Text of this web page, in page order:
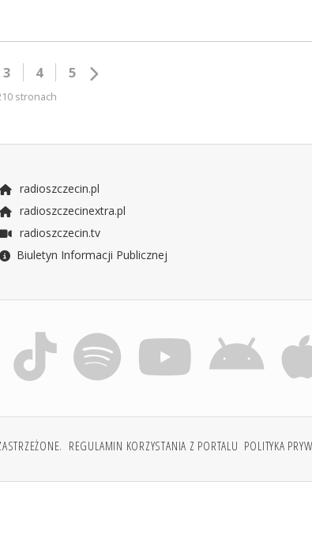
3 4 5
stronach
radioszczecin.pl
radioszczecinextra.pl
radioszczecin.tv
Biuletyn Informacji Publicznej
REGULAMIN KORZYSTANIA Z PORTALU POLITYKA